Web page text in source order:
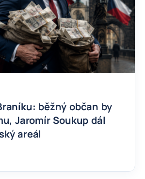
běžný občan by
Jaromír Soukup dál
areál